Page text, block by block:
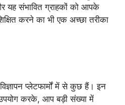
यह संभावित ग्राहकों को आपके
करने का भी एक अच्छा तरीका
प्लेटफार्मों में से कुछ हैं। इन
उपयोग करके, आप बड़ी संख्या में